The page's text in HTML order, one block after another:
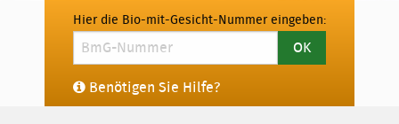
Hier die Bio-mit-Gesicht-Nummer eingeben:
Benötigen Sie Hilfe?